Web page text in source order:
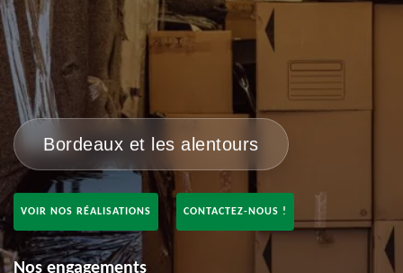
Bordeaux et les alentours
VOIR NOS RÉALISATIONS CONTACTEZ-NOUS !
Nos engagements